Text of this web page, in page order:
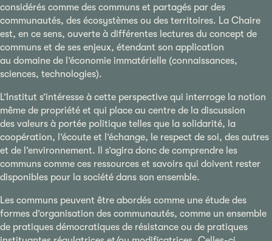
considérés comme des communs et partagés par des
communautés, des écosystèmes ou des territoires. La Chaire
est, en ce sens, ouverte à différentes lectures du concept de
communs et de ses enjeux, étendant son application
au domaine de l’économie immatérielle (connaissances,
sciences, technologies).
L’Institut s’intéresse à cette perspective qui interroge la notion
même de propriété et qui place au centre de la discussion
des valeurs à portée politique telles que la solidarité, la
coopération, l’écoute et l’échange, le respect de soi, des autres
et de l’environnement. Il s’agira donc de comprendre les
communs comme ces ressources et savoirs qui doivent rester
disponibles pour la société dans son ensemble.
Les communs peuvent être abordés comme une étude des
formes d’organisation des communautés, comme un ensemble
de pratiques démocratiques de résistance ou de pratiques